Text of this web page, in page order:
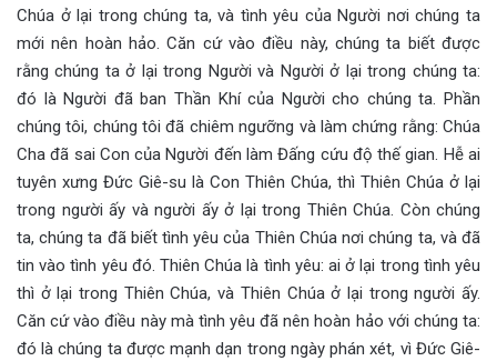
Chúa ở lại trong chúng ta, và tình yêu của Người nơi chúng ta
mới nên hoàn hảo. Căn cứ vào điều này, chúng ta biết được
rằng chúng ta ở lại trong Người và Người ở lại trong chúng ta:
đó là Người đã ban Thần Khí của Người cho chúng ta. Phần
chúng tôi, chúng tôi đã chiêm ngưỡng và làm chứng rằng: Chúa
Cha đã sai Con của Người đến làm Đấng cứu độ thế gian. Hễ ai
tuyên xưng Đức Giê-su là Con Thiên Chúa, thì Thiên Chúa ở lại
trong người ấy và người ấy ở lại trong Thiên Chúa. Còn chúng
ta, chúng ta đã biết tình yêu của Thiên Chúa nơi chúng ta, và đã
tin vào tình yêu đó. Thiên Chúa là tình yêu: ai ở lại trong tình yêu
thì ở lại trong Thiên Chúa, và Thiên Chúa ở lại trong người ấy.
Căn cứ vào điều này mà tình yêu đã nên hoàn hảo với chúng ta:
đó là chúng ta được mạnh dạn trong ngày phán xét, vì Đức Giê-